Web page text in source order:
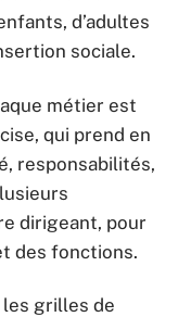
d’adultes
sociale.
métier est
qui prend en
responsabilités,
dirigeant, pour
des fonctions.
grilles de